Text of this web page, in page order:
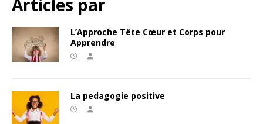
Articles par
L’Approche Tête Cœur et Corps pour
Apprendre
La pedagogie positive